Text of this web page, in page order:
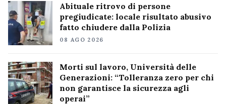
Abituale ritrovo di persone
pregiudicate: locale risultato abusivo
fatto chiudere dalla Polizia
08 AGO 2026
Morti sul lavoro, Università delle
Generazioni: “Tolleranza zero per chi
non garantisce la sicurezza agli
operai”